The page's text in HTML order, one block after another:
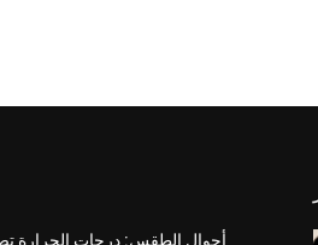
أحوال الطقس: درجات الحرارة